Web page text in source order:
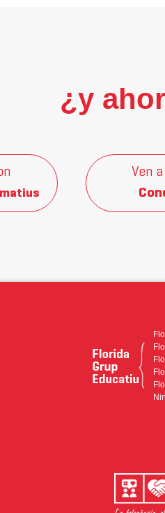
¿y
Ven